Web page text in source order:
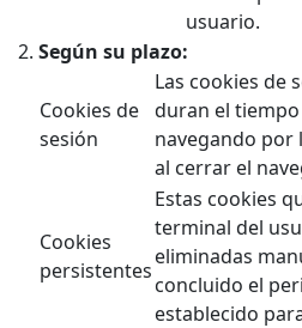
usuario.
Según su plazo:
Cookies de
sesión
Las cookies de
duran el
navegando por
al cerrar el
Cookies
persistentes
Estas cookies
terminal del
eliminadas
concluido el
establecido